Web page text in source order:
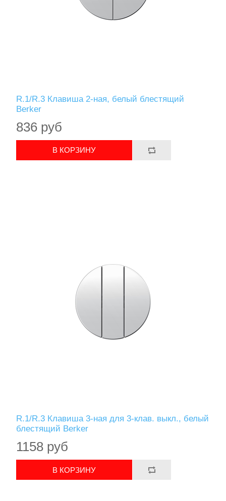
R.1/R.3 Клавиша 2-ная, белый блестящий
Berker
836 руб
R.1/R.3 Клавиша 3-ная для 3-клав. выкл., белый
блестящий Berker
1158 руб